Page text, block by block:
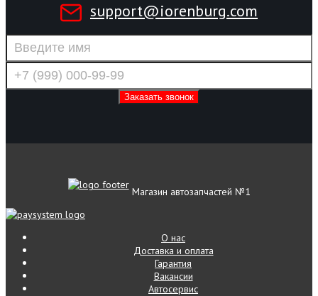
support@iorenburg.com
Магазин автозапчастей №1
О нас
Доставка и оплата
Гарантия
Вакансии
Автосервис